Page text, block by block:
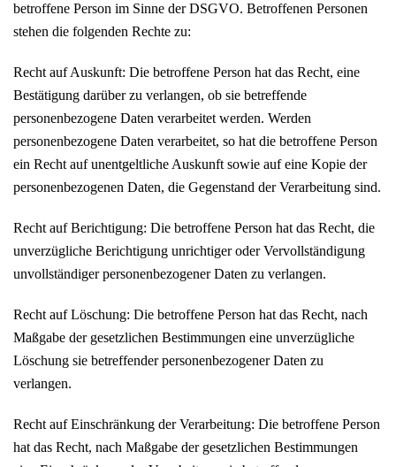
betroffene Person im Sinne der DSGVO. Betroffenen Personen
stehen die folgenden Rechte zu:
Recht auf Auskunft: Die betroffene Person hat das Recht, eine
Bestätigung darüber zu verlangen, ob sie betreffende
personenbezogene Daten verarbeitet werden. Werden
personenbezogene Daten verarbeitet, so hat die betroffene Person
ein Recht auf unentgeltliche Auskunft sowie auf eine Kopie der
personenbezogenen Daten, die Gegenstand der Verarbeitung sind.
Recht auf Berichtigung: Die betroffene Person hat das Recht, die
unverzügliche Berichtigung unrichtiger oder Vervollständigung
unvollständiger personenbezogener Daten zu verlangen.
Recht auf Löschung: Die betroffene Person hat das Recht, nach
Maßgabe der gesetzlichen Bestimmungen eine unverzügliche
Löschung sie betreffender personenbezogener Daten zu
verlangen.
Recht auf Einschränkung der Verarbeitung: Die betroffene Person
hat das Recht, nach Maßgabe der gesetzlichen Bestimmungen